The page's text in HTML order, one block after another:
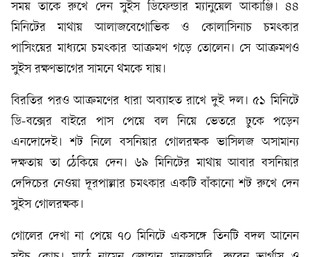
সময় তাকে রুখে দেন সুইস ডিফেন্ডার ম্যানুয়েল আকাঞ্জি। ৪৪
মিনিটের মাথায় আলাজবেগোভিক ও কোলাসিনাচ চমৎকার
পাসিংয়ের মাধ্যমে চমৎকার আক্রমণ গড়ে তোলেন। সে আক্রমণও
সুইস রক্ষণভাগের সামনে থমকে যায়।
বিরতির পরও আক্রমণের ধারা অব্যাহত রাখে দুই দল। ৫১ মিনিটে
ডি-বক্সের বাইরে পাস পেয়ে বল নিয়ে ভেতরে ঢুকে পড়েন
এনদোদেই। শট নিলে বসনিয়ার গোলরক্ষক ভাসিলজ অসামান্য
দক্ষতায় তা ঠেকিয়ে দেন। ৬৯ মিনিটের মাথায় আবার বসনিয়ার
দেদিচের নেওয়া দূরপাল্লার চমৎকার একটি বাঁকানো শট রুখে দেন
সুইস গোলরক্ষক।
গোলের দেখা না পেয়ে ৭০ মিনিটে একসঙ্গে তিনটি বদল আনেন